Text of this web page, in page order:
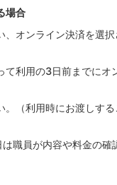
場合
オンライン決済を選
利用の3日前までにオ
（利用時にお渡しす
職員が内容や料金の確